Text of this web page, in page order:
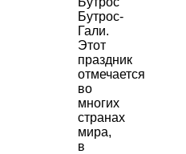
Бутрос-
Гали.
Этот
праздник
отмечается
во
многих
странах
мира,
в